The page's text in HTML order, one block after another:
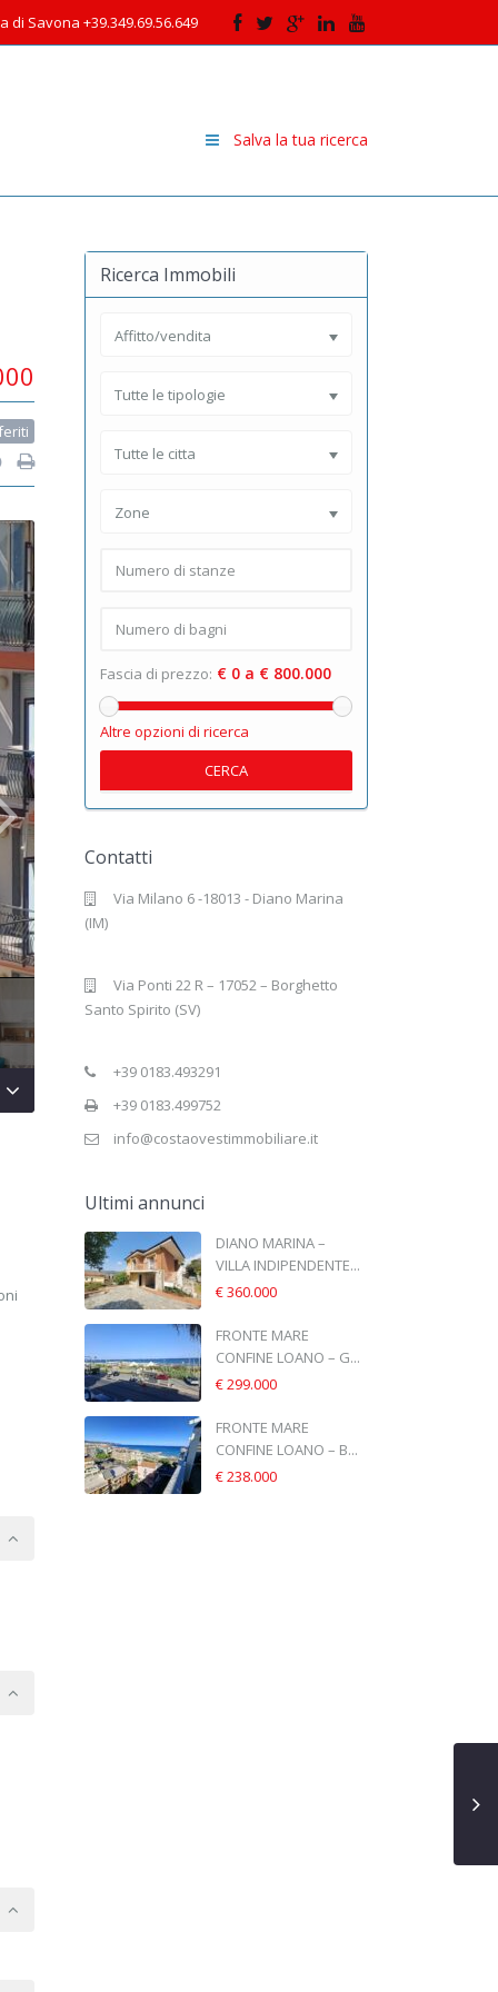
di Savona +39.349.69.56.649
Salva la tua ricerca
Ricerca Immobili
Affitto/vendita
Tutte le tipologie
Tutte le citta
Zone
Fascia di prezzo: € 0 a € 800.000
Altre opzioni di ricerca
CERCA
Contatti
Via Milano 6 -18013 - Diano Marina
(IM)
Via Ponti 22 R – 17052 – Borghetto
Santo Spirito (SV)
+39 0183.493291
+39 0183.499752
info@costaovestimmobiliare.it
Ultimi annunci
DIANO MARINA –
VILLA INDIPENDENTE...
€ 360.000
FRONTE MARE
CONFINE LOANO – G...
€ 299.000
FRONTE MARE
CONFINE LOANO – B...
€ 238.000